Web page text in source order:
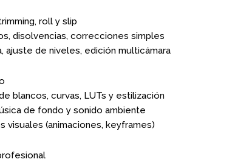
roll y slip
disolvencias, correcciones simples
ajuste de niveles, edición multicámara
blancos, curvas, LUTs y estilización
de fondo y sonido ambiente
visuales (animaciones, keyframes)